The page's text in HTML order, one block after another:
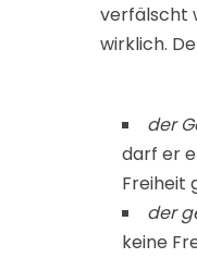
verfälscht
wirklich.
der
darf er
Freiheit
der
keine